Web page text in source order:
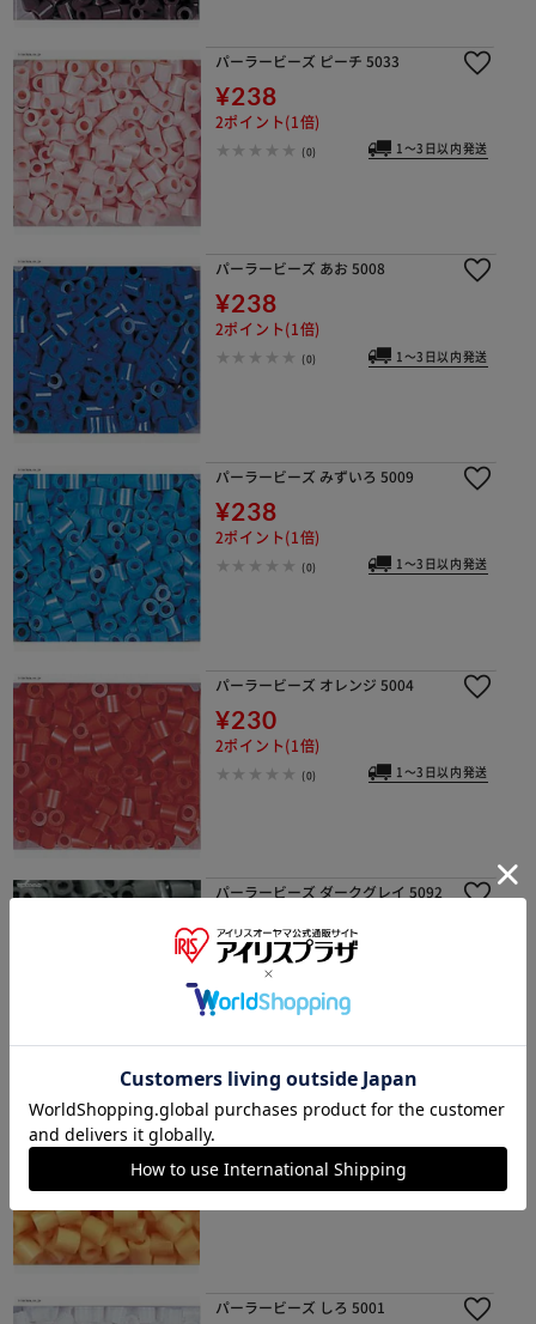
パーラービーズ ピーチ 5033
¥238
2ポイント(1倍)
(0) 1～3日以内発送
パーラービーズ あお 5008
¥238
2ポイント(1倍)
(0) 1～3日以内発送
パーラービーズ みずいろ 5009
¥238
2ポイント(1倍)
(0) 1～3日以内発送
パーラービーズ オレンジ 5004
¥230
2ポイント(1倍)
(0) 1～3日以内発送
パーラービーズ ダークグレイ 5092
¥238
2ポイント(1倍)
パーラービーズ アプリコット 5098
2ポイント(1倍)
(3)
パーラービーズ しろ 5001